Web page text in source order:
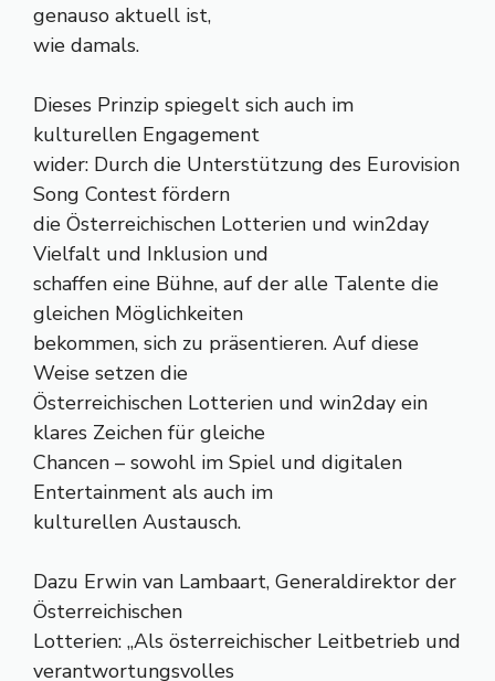
genauso aktuell ist,
wie damals.
Dieses Prinzip spiegelt sich auch im
kulturellen Engagement
wider: Durch die Unterstützung des Eurovision
Song Contest fördern
die Österreichischen Lotterien und win2day
Vielfalt und Inklusion und
schaffen eine Bühne, auf der alle Talente die
gleichen Möglichkeiten
bekommen, sich zu präsentieren. Auf diese
Weise setzen die
Österreichischen Lotterien und win2day ein
klares Zeichen für gleiche
Chancen – sowohl im Spiel und digitalen
Entertainment als auch im
kulturellen Austausch.
Dazu Erwin van Lambaart, Generaldirektor der
Österreichischen
Lotterien: „Als österreichischer Leitbetrieb und
verantwortungsvolles